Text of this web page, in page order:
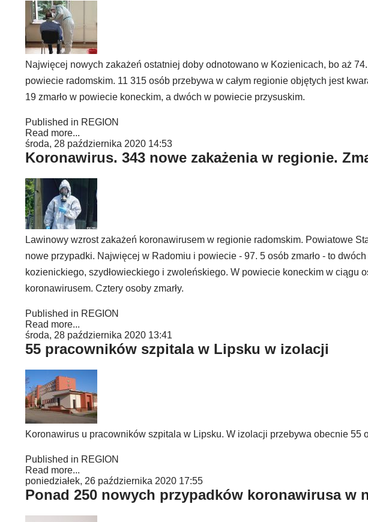
Najwięcej nowych zakażeń ostatniej doby odnotowano w Kozienicach, bo aż
powiecie radomskim. 11 315 osób przebywa w całym regionie objętych jest
19 zmarło w powiecie koneckim, a dwóch w powiecie przysuskim.
Published in REGION
Read more...
środa, 28 października 2020 14:53
Koronawirus. 343 nowe zakażenia w regionie.
Lawinowy wzrost zakażeń koronawirusem w regionie radomskim. Powiatowe
nowe przypadki. Najwięcej w Radomiu i powiecie - 97. 5 osób zmarło - to
kozienickiego, szydłowieckiego i zwoleńskiego. W powiecie koneckim w ciągu
koronawirusem. Cztery osoby zmarły.
Published in REGION
Read more...
środa, 28 października 2020 13:41
55 pracowników szpitala w Lipsku w izolacji
Koronawirus u pracowników szpitala w Lipsku. W izolacji przebywa obecnie 55
Published in REGION
Read more...
poniedziałek, 26 października 2020 17:55
Ponad 250 nowych przypadków koronawirusa w